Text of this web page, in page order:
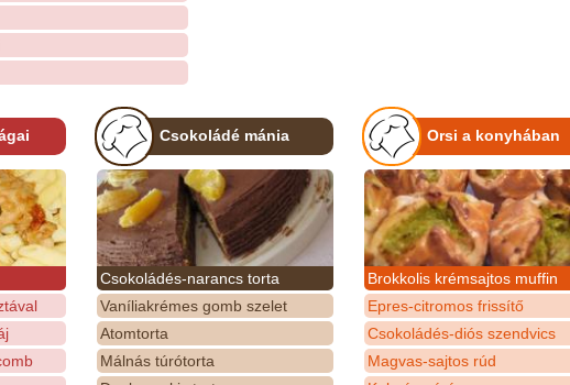
Csokoládé mánia
Csokoládés-narancs torta
Vaníliakrémes gomb szelet
Atomtorta
Málnás túrótorta
Orsi a konyhában
Brokkolis krémsajtos muffin
Epres-citromos frissítő
Csokoládés-diós szendvics
Magvas-sajtos rúd